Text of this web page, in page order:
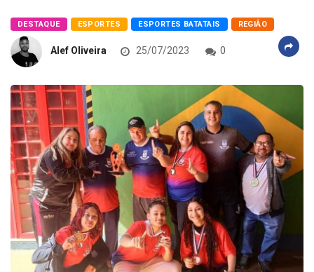
DESTAQUE ESPORTES ESPORTES BATATAIS REGIÃO
Alef Oliveira 25/07/2023 0